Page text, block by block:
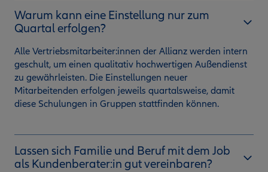
Warum kann eine Einstellung nur zum
Quartal erfolgen?
Alle Vertriebsmitarbeiter:innen der Allianz werden intern
geschult, um einen qualitativ hochwertigen Außendienst
zu gewährleisten. Die Einstellungen neuer
Mitarbeitenden erfolgen jeweils quartalsweise, damit
diese Schulungen in Gruppen stattfinden können.
Lassen sich Familie und Beruf mit dem Job
als Kundenberater:in gut vereinbaren?